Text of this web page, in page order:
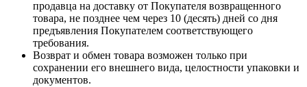
продавца на доставку от Покупателя возвращенного
товара, не позднее чем через 10 (десять) дней со дня
предъявления Покупателем соответствующего
требования.
Возврат и обмен товара возможен только при
сохранении его внешнего вида, целостности упаковки и
документов.